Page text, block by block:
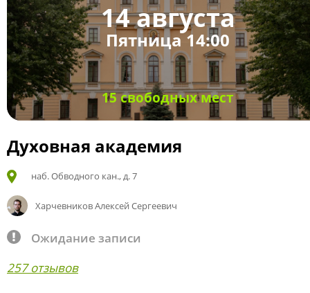
14 августа
Пятница 14:00
15 свободных мест
Духовная академия
наб. Обводного кан., д. 7
Харчевников Алексей Сергеевич
Ожидание записи
257 отзывов